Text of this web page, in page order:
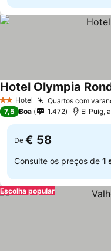
2 Estrelas
Hotel Quartos com
Hotel Olympia
7,5 Boa 1.472 El Puig,
De € 58
Consulte os preços de 1
Escolha popular